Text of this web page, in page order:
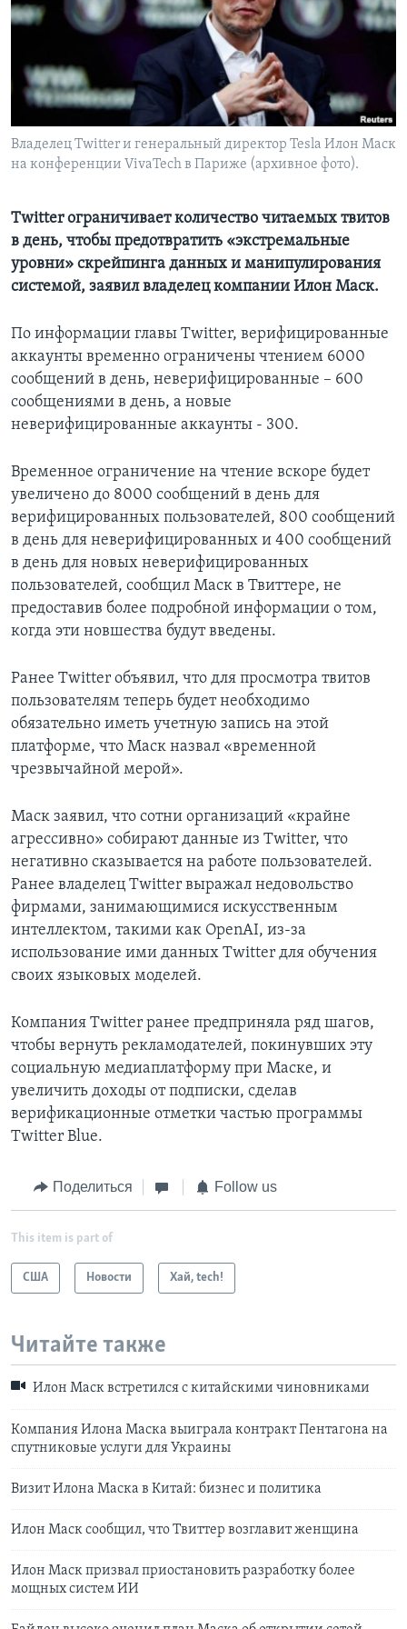
Learning English
СОЦИАЛЬНЫЕ СЕТИ
Языки
Владелец Twitter и генеральный директор Tesla Илон Маск
на конференции VivaTech в Париже (архивное фото).
Twitter ограничивает количество читаемых твитов
в день, чтобы предотвратить «экстремальные
уровни» скрейпинга данных и манипулирования
системой, заявил владелец компании Илон Маск.
По информации главы Twitter, верифицированные
аккаунты временно ограничены чтением 6000
сообщений в день, неверифицированные – 600
сообщениями в день, а новые
неверифицированные аккаунты - 300.
Временное ограничение на чтение вскоре будет
увеличено до 8000 сообщений в день для
верифицированных пользователей, 800 сообщений
в день для неверифицированных и 400 сообщений
в день для новых неверифицированных
пользователей, сообщил Маск в Твиттере, не
предоставив более подробной информации о том,
когда эти новшества будут введены.
Ранее Twitter объявил, что для просмотра твитов
пользователям теперь будет необходимо
обязательно иметь учетную запись на этой
платформе, что Маск назвал «временной
чрезвычайной мерой».
Маск заявил, что сотни организаций «крайне
агрессивно» собирают данные из Twitter, что
негативно сказывается на работе пользователей.
Ранее владелец Twitter выражал недовольство
фирмами, занимающимися искусственным
интеллектом, такими как OpenAI, из-за
использование ими данных Twitter для обучения
своих языковых моделей.
Компания Twitter ранее предприняла ряд шагов,
чтобы вернуть рекламодателей, покинувших эту
социальную медиаплатформу при Маске, и
увеличить доходы от подписки, сделав
верификационные отметки частью программы
Twitter Blue.
Поделиться Follow us
This item is part of
США Новости Хай, tech!
Читайте также
Илон Маск встретился с китайскими чиновниками
Компания Илона Маска выиграла контракт Пентагона на
спутниковые услуги для Украины
Визит Илона Маска в Китай: бизнес и политика
Илон Маск сообщил, что Твиттер возглавит женщина
Илон Маск призвал приостановить разработку более
мощных систем ИИ